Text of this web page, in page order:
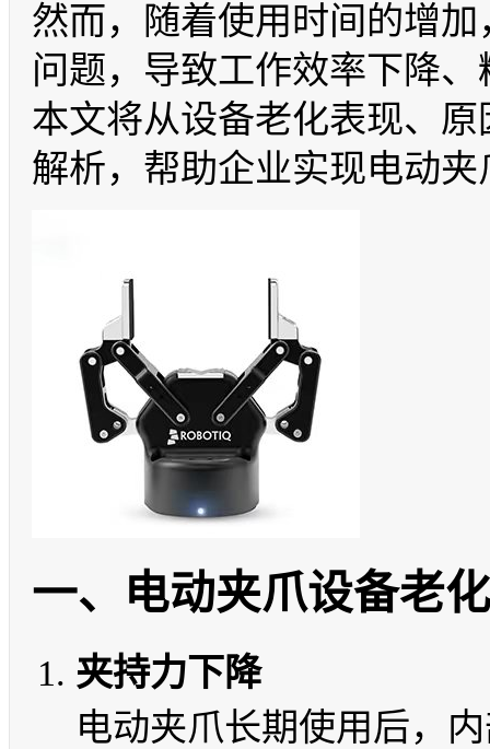
然而，随着使用时间的增
问题，导致工作效率下降
本文将从设备老化表现、
解析，帮助企业实现电动
一、电动夹爪设备老
夹持力下降
电动夹爪长期使用后，